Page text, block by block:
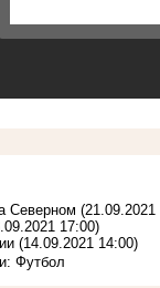
Северном (21.09.2021
17:00)
(14.09.2021 14:00)
Футбол